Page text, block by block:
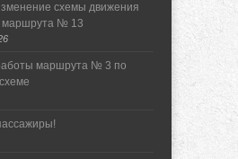
схемы движения
маршрута № 13
маршрута № 3 по